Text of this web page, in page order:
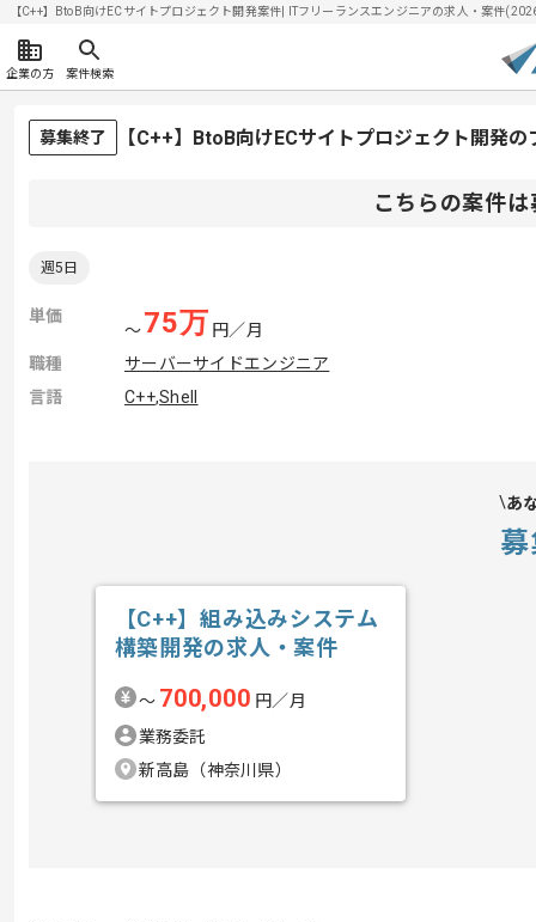
【C++】BtoB向けECサイトプロジェクト開発案件| ITフリーランスエンジニアの求人・案件
企業の方 案件検索
募集終了 【C++】BtoB向けECサイトプロジェクト開発
こちらの案件
週5日
単価
〜75万 円／月
職種
サーバーサイドエンジニア
言語
C++,Shell
あ
【C++】組み込みシステム
構築開発の求人・案件
〜 700,000 円／月
業務委託
新高島（神奈川県）